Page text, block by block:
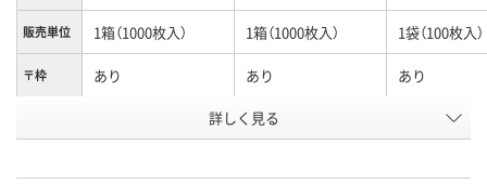
販売単位 1箱（1000枚入） 1箱（1000枚入） 1袋（100枚入）
〒枠 あり あり あり
長4
号
詳しく見る